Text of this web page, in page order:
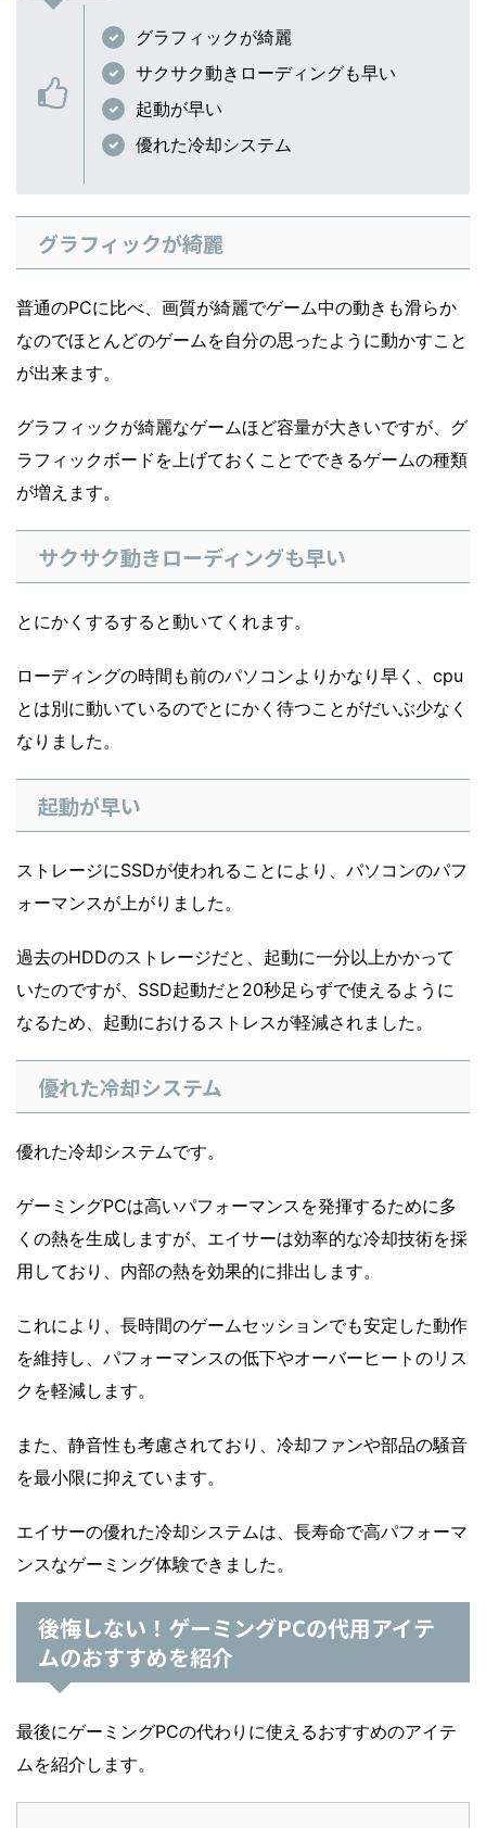
グラフィックが綺麗
サクサク動きローディングも早い
起動が早い
優れた冷却システム
グラフィックが綺麗
普通のPCに比べ、画質が綺麗でゲーム中の動きも滑らか
なのでほとんどのゲームを自分の思ったように動かすこと
が出来ます。
グラフィックが綺麗なゲームほど容量が大きいですが、グ
ラフィックボードを上げておくことでできるゲームの種類
が増えます。
サクサク動きローディングも早い
とにかくするすると動いてくれます。
ローディングの時間も前のパソコンよりかなり早く、cpu
とは別に動いているのでとにかく待つことがだいぶ少なく
なりました。
起動が早い
ストレージにSSDが使われることにより、パソコンのパフ
ォーマンスが上がりました。
過去のHDDのストレージだと、起動に一分以上かかって
いたのですが、SSD起動だと20秒足らずで使えるように
なるため、起動におけるストレスが軽減されました。
優れた冷却システム
優れた冷却システムです。
ゲーミングPCは高いパフォーマンスを発揮するために多
くの熱を生成しますが、エイサーは効率的な冷却技術を採
用しており、内部の熱を効果的に排出します。
これにより、長時間のゲームセッションでも安定した動作
を維持し、パフォーマンスの低下やオーバーヒートのリス
クを軽減します。
また、静音性も考慮されており、冷却ファンや部品の騒音
を最小限に抑えています。
エイサーの優れた冷却システムは、長寿命で高パフォーマ
ンスなゲーミング体験できました。
後悔しない！ゲーミングPCの代用アイテ
ムのおすすめを紹介
最後にゲーミングPCの代わりに使えるおすすめのアイテ
ムを紹介します。